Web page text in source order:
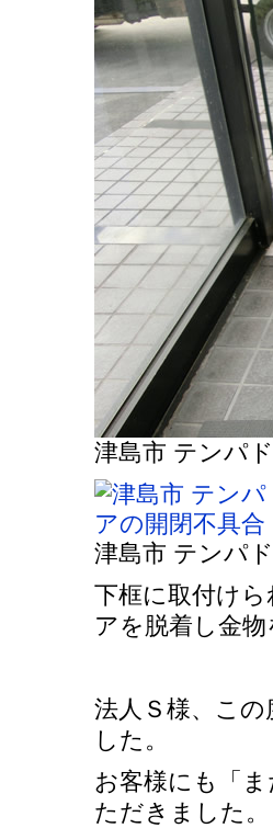
津島市 テンパ
津島市 テンパ
下框に取付け
アを脱着し金
法人Ｓ様、こ
した。
お客様にも「
ただきました。